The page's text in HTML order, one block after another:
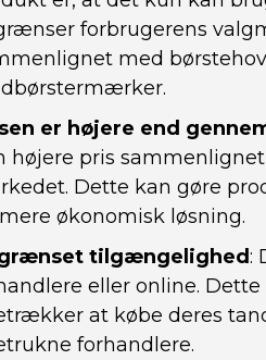
forbrugerens
med
er højere end
højere pris
Dette kan gøre
økonomisk løsning.
tilgængelighed:
eller online.
at købe deres
forhandlere.